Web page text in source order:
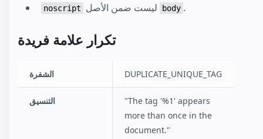
noscript body .
تكرار علامة فريدة
الشفرة DUPLICATE_UNIQUE_TAG
التنسيق
"The tag '%1' appears
more than once in the
document."